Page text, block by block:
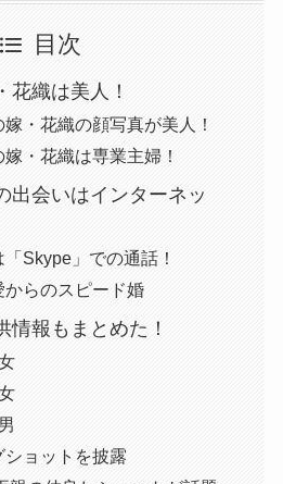
目次
花織は美人！
・花織の顔写真が美人！
・花織は専業主婦！
出会いはインターネッ
Skype」での通話！
からのスピード婚
情報もまとめた！
ョットを披露